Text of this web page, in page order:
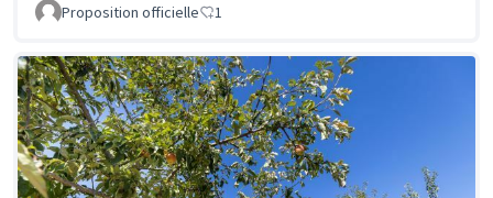
Proposition officielle 1